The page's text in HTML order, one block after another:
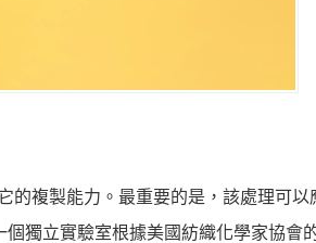
的複製能力。最重要的是，該處理可以
獨立實驗室根據美國紡織化學家協會